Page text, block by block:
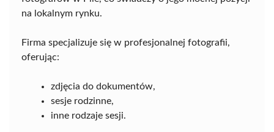
na lokalnym rynku.
Firma specjalizuje się w profesjonalnej fotografii,
oferując:
zdjęcia do dokumentów,
sesje rodzinne,
inne rodzaje sesji.